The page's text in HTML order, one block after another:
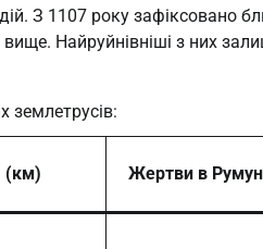
З 1107 року зафіксовано
Найруйнівніші з них
землетрусів:
(км) Жертви в